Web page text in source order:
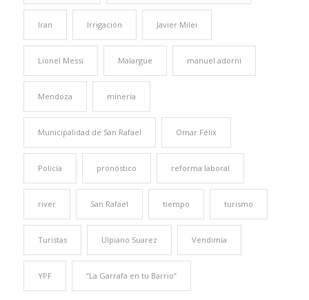
Iran Irrigación Javier Milei
Lionel Messi Malargüe manuel adorni
Mendoza minería
Municipalidad de San Rafael Omar Félix
Policía pronóstico reforma laboral
river San Rafael tiempo turismo
Turistas Ulpiano Suarez Vendimia
YPF “La Garrafa en tu Barrio”